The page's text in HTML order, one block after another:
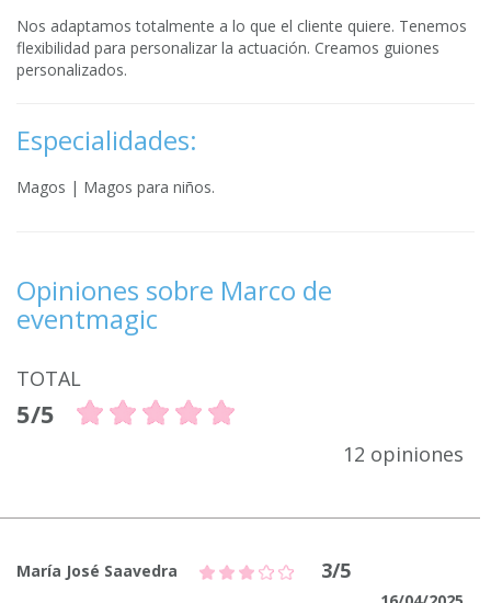
Nos adaptamos totalmente a lo que el cliente quiere. Tenemos
flexibilidad para personalizar la actuación. Creamos guiones
personalizados.
Especialidades:
Magos | Magos para niños.
Opiniones sobre Marco de
eventmagic
TOTAL
5/5
12 opiniones
María José Saavedra 3/5